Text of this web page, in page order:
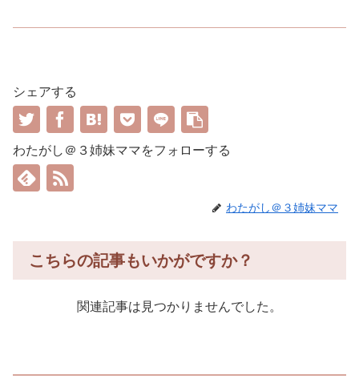
シェアする
わたがし＠３姉妹ママをフォローする
わたがし＠３姉妹ママ
こちらの記事もいかがですか？
関連記事は見つかりませんでした。